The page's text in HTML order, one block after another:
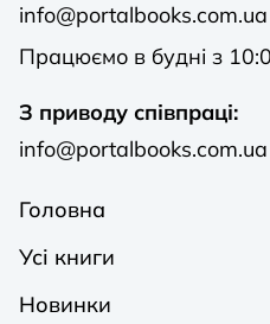
info@portalbooks.com.ua
Працюємо в будні з
З приводу співпраці:
info@portalbooks.com.ua
Головна
Усі книги
Новинки